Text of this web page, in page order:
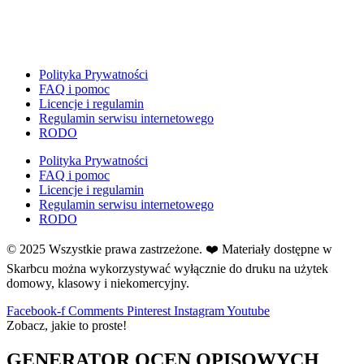
Ferie
Fotobudka
Girlandy
Girlandy na LATO
Grafomotoryka
Grinch
Gry
↳ Dopasuj i opowiedź
↳ Ja mam kto ma
↳ Labirynt podłogowy
↳ Puzzle
Polityka Prywatności
FAQ i pomoc
Licencje i regulamin
Regulamin serwisu internetowego
RODO
Polityka Prywatności
FAQ i pomoc
Licencje i regulamin
Regulamin serwisu internetowego
RODO
© 2025 Wszystkie prawa zastrzeżone. ❤️ Materiały dostępne w
Skarbcu można wykorzystywać wyłącznie do druku na użytek
domowy, klasowy i niekomercyjny.
Facebook-f Comments Pinterest InstagramYoutube
Zobacz, jakie to proste!
GENERATOR OCEN OPISOWYCH